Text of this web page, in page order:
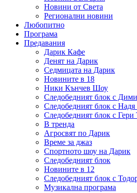
Новини от Света
Регионални новини
Любопитно
Програма
Предавания
Дарик Кафе
Денят на Дарик
Седмицата на Дарик
Новините в 18
Ники Кънчев Шоу
Следобедният блок с
Следобедният блок с Надя
Следобедният блок с Гери
В тренда
Агросвят по Дарик
Време за джаз
Спортното шоу на Дарик
Следобедният блок
Новините в 12
Следобедният блок с
Музикална програма